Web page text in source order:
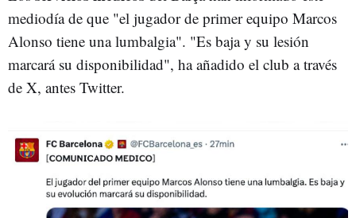
mediodía de que "el jugador de primer equipo Marcos
Alonso tiene una lumbalgia". "Es baja y su lesión
marcará su disponibilidad", ha añadido el club a través
de X, antes Twitter.